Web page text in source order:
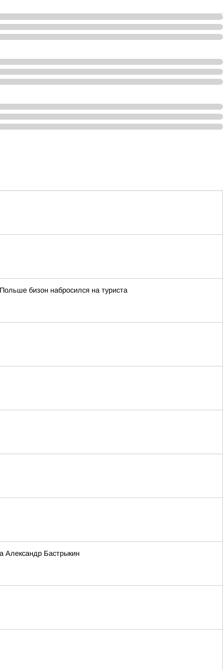
бизон набросился на туриста
Александр Бастрыкин